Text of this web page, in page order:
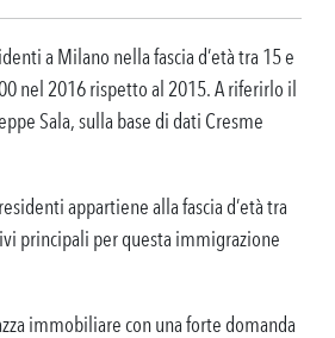
a Milano nella fascia d’età tra 15 e
nel 2016 rispetto al 2015. A riferirlo il
Sala, sulla base di dati Cresme
appartiene alla fascia d’età tra
principali per questa immigrazione
immobiliare con una forte domanda